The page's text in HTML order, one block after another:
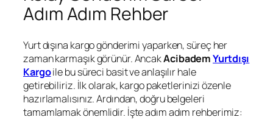
Adım Adım Rehber
Yurt dışına kargo gönderimi yaparken, süreç her
zaman karmaşık görünür. AncakAcibademYurtdışı
Kargoile bu süreci basit ve anlaşılır hale
getirebiliriz. İlk olarak, kargo paketlerinizi özenle
hazırlamalısınız. Ardından, doğru belgeleri
tamamlamak önemlidir. İşte adım adım rehberimiz: